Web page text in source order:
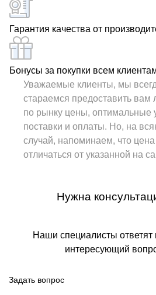
Гарантия качества от
Бонусы за покупки всем
Уважаемые клиенты, мы
стараемся предоставить вам
по рынку цены, оптимальные
поставки и оплаты. Но, на
случай, напоминаем, что
отличаться от указанной на
Нужна
Наши специалисты ответят
интересующий
Задать вопрос